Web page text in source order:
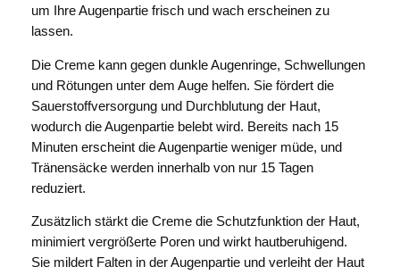
um Ihre Augenpartie frisch und wach erscheinen zu
lassen.
Die Creme kann gegen dunkle Augenringe, Schwellungen
und Rötungen unter dem Auge helfen. Sie fördert die
Sauerstoffversorgung und Durchblutung der Haut,
wodurch die Augenpartie belebt wird. Bereits nach 15
Minuten erscheint die Augenpartie weniger müde, und
Tränensäcke werden innerhalb von nur 15 Tagen
reduziert.
Zusätzlich stärkt die Creme die Schutzfunktion der Haut,
minimiert vergrößerte Poren und wirkt hautberuhigend.
Sie mildert Falten in der Augenpartie und verleiht der Haut